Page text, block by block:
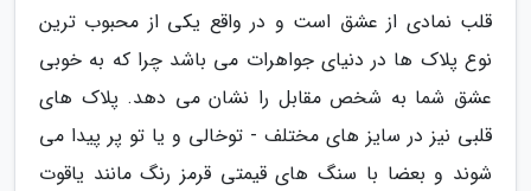
قلب نمادی از عشق است و در واقع یکی از محبوب ترین
نوع پلاک ها در دنیای جواهرات می باشد چرا که به خوبی
عشق شما به شخص مقابل را نشان می دهد. پلاک های
قلبی نیز در سایز های مختلف - توخالی و یا تو پر پیدا می
شوند و بعضا با سنگ های قیمتی قرمز رنگ مانند یاقوت